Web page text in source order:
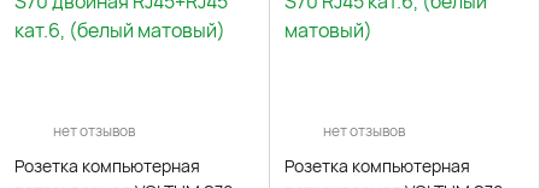
нет отзывов
Розетка компьютерная
нет отзывов
Розетка компьютерная